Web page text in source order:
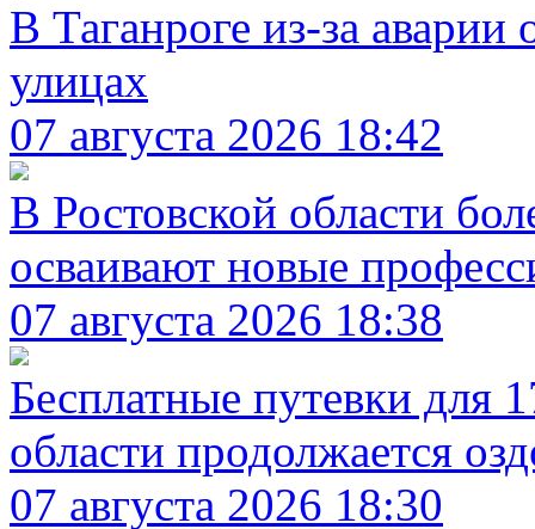
В Таганроге из-за
улицах
07 августа 2026 18:42
В Ростовской области
осваивают новые
07 августа 2026 18:38
Бесплатные путевки для
области продолжается
07 августа 2026 18:30